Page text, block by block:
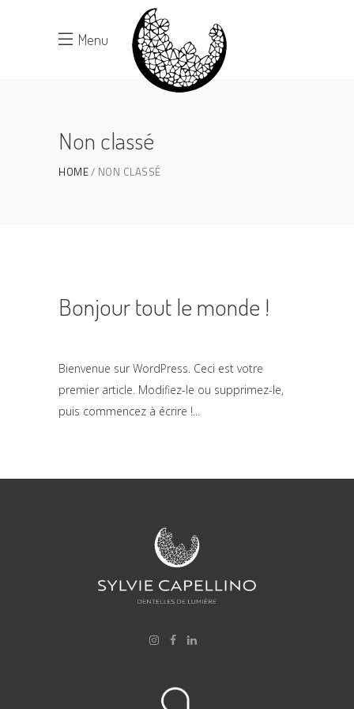
Menu
Non classé
HOME NON CLASSÉ
Bonjour tout le monde !
Bienvenue sur WordPress. Ceci est votre
premier article. Modifiez-le ou supprimez-le,
puis commencez à écrire !